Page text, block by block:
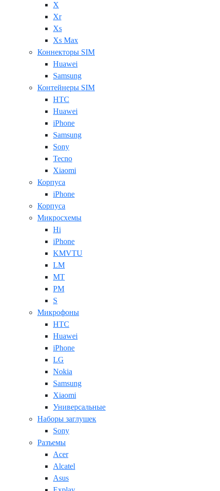
X
Xr
Xs
Xs Max
Коннекторы SIM
Huawei
Samsung
Контейнеры SIM
HTC
Huawei
iPhone
Samsung
Sony
Tecno
Xiaomi
Корпуса
iPhone
Корпуса
Микросхемы
Hi
iPhone
KMVTU
LM
MT
PM
S
Микрофоны
HTC
Huawei
iPhone
LG
Nokia
Samsung
Xiaomi
Универсальные
Наборы заглушек
Sony
Разъемы
Acer
Alcatel
Asus